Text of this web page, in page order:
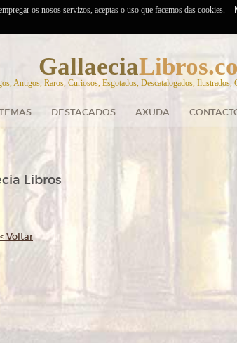
Gallaecia
Antigos, Raros, Curiosos, Esgotados, Descatalogados, Ilustrados,
DESTACADOS AXUDA
Libros
Voltar
os nosos servizos, aceptas o uso que facemos das cookies.